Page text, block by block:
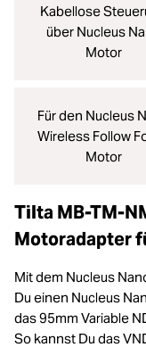
Kabellose
über Nucleus
Motor
Für den Nucleus
Wireless Follow
Motor
Tilta MB-TM-
Motoradapter
Mit dem Nucleus
Du einen Nucleus
das 95mm Variable
So kannst Du das